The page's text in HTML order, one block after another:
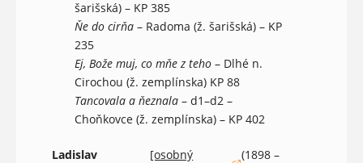
šarišská) – KP 385
Ňe do cirňa – Radoma (ž. šarišská) – KP
235
Ej, Bože muj, co mňe z teho – Dlhé n.
Cirochou (ž. zemplínska) KP 88
Tancovala a ňeznala – d1–d2 –
Choňkovce (ž. zemplínska) – KP 402
Ladislav
[osobný
(1898 –